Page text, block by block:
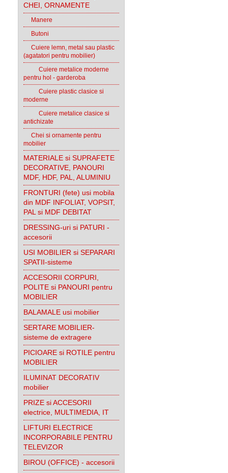
CHEI, ORNAMENTE
Manere
Butoni
Cuiere lemn, metal sau plastic
(agatatori pentru mobilier)
Cuiere metalice moderne
pentru hol - garderoba
Cuiere plastic clasice si
moderne
Cuiere metalice clasice si
antichizate
Chei si ornamente pentru
mobilier
MATERIALE si SUPRAFETE
DECORATIVE, PANOURI
MDF, HDF, PAL, ALUMINIU
FRONTURI (fete) usi mobila
din MDF INFOLIAT, VOPSIT,
PAL si MDF DEBITAT
DRESSING-uri si PATURI -
accesorii
USI MOBILIER si SEPARARI
SPATII-sisteme
ACCESORII CORPURI,
POLITE si PANOURI pentru
MOBILIER
BALAMALE usi mobilier
SERTARE MOBILIER-
sisteme de extragere
PICIOARE si ROTILE pentru
MOBILIER
ILUMINAT DECORATIV
mobilier
PRIZE si ACCESORII
electrice, MULTIMEDIA, IT
LIFTURI ELECTRICE
INCORPORABILE PENTRU
TELEVIZOR
BIROU (OFFICE) - accesorii